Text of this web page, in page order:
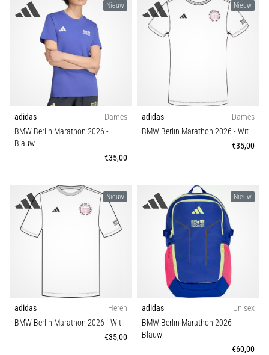
Nieuw
adidas
Dames
BMW Berlin Marathon 2026 -
Blauw
€35,00
Nieuw
adidas
Dames
BMW Berlin Marathon 2026 - Wit
€35,00
Nieuw
adidas
Heren
BMW Berlin Marathon 2026 - Wit
€35,00
Nieuw
adidas
Unisex
BMW Berlin Marathon 2026 -
Blauw
€60,00